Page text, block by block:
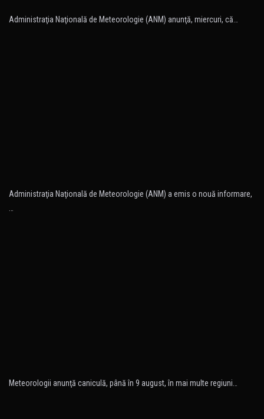
Administraţia Naţională de Meteorologie (ANM) anunţă, miercuri, că…
Administraţia Naţională de Meteorologie (ANM) a emis o nouă informare,
…
Meteorologii anunţă caniculă, până în 9 august, în mai multe regiuni…